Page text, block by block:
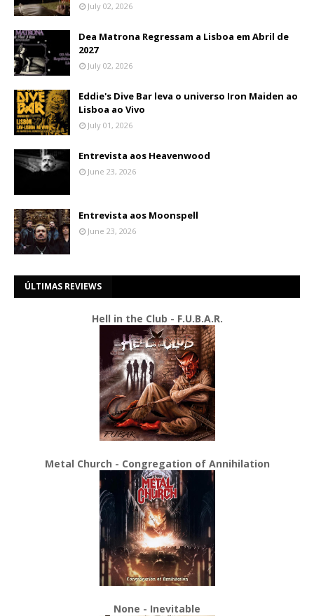
July 02, 2026
Dea Matrona Regressam a Lisboa em Abril de
2027
July 02, 2026
Eddie's Dive Bar leva o universo Iron Maiden ao
Lisboa ao Vivo
July 01, 2026
Entrevista aos Heavenwood
June 23, 2026
Entrevista aos Moonspell
June 23, 2026
ÚLTIMAS REVIEWS
Hell in the Club - F.U.B.A.R.
Metal Church - Congregation of Annihilation
None - Inevitable